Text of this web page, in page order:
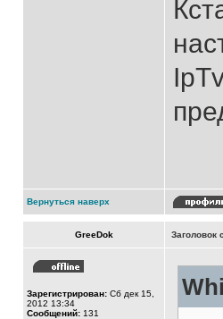
Вернуться наверх
GreeDok Заголовок
Зарегистрирован: Сб дек 15,
2012 13:34
Сообщений: 131